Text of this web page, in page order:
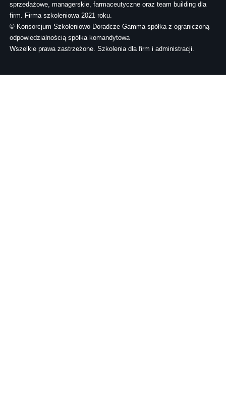
sprzedażowe, managerskie, farmaceutyczne oraz team building dla
firm. Firma szkoleniowa 2021 roku.
© Konsorcjum Szkoleniowo-Doradcze Gamma spółka z ograniczoną
odpowiedzialnością spółka komandytowa
Wszelkie prawa zastrzeżone. Szkolenia dla firm i administracji.